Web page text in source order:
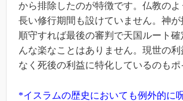
から排除したのが特徴です。仏教のよ
長い修行期間も設けていません。神
順守すれば最後の審判で天国ルート確
んな楽なことはありません。現世の
なく死後の利益に特化しているのもポ
*イスラムの歴史においても例外的に